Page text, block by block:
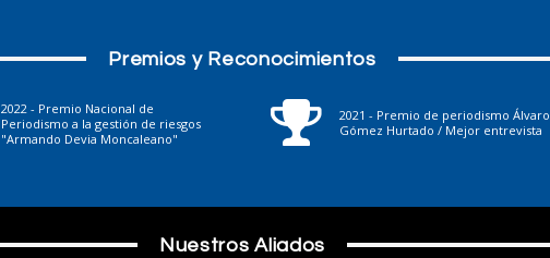
Premios y Reconocimientos
2022 - Premio Nacional de
Periodismo a la gestión de riesgos
"Armando Devia Moncaleano"
2021 - Premio de periodismo Álvaro
Gómez Hurtado / Mejor entrevista
Nuestros Aliados